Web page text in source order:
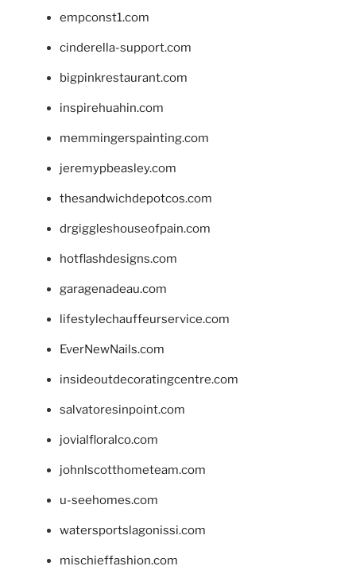
empconst1.com
cinderella-support.com
bigpinkrestaurant.com
inspirehuahin.com
memmingerspainting.com
jeremypbeasley.com
thesandwichdepotcos.com
drgiggleshouseofpain.com
hotflashdesigns.com
garagenadeau.com
lifestylechauffeurservice.com
EverNewNails.com
insideoutdecoratingcentre.com
salvatoresinpoint.com
jovialfloralco.com
johnlscotthometeam.com
u-seehomes.com
watersportslagonissi.com
mischieffashion.com